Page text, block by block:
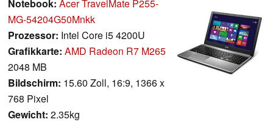
Notebook: Acer TravelMate P255-
MG-54204G50Mnkk
Prozessor: Intel Core i5 4200U
Grafikkarte: AMD Radeon R7 M265
2048 MB
Bildschirm: 15.60 Zoll, 16:9, 1366 x
768 Pixel
Gewicht: 2.35kg